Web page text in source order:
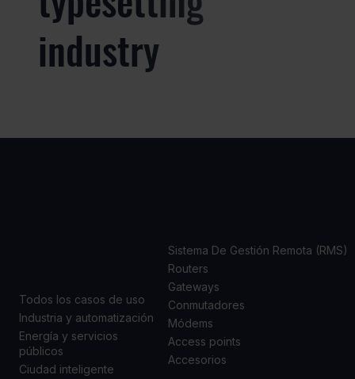
industry
Todos los casos de uso
Industria y automatización
Energía y servicios
públicos
Ciudad inteligente
Sistema De Gestión Remota (RMS)
Routers
Gateways
Conmutadores
Módems
Access points
Accesorios